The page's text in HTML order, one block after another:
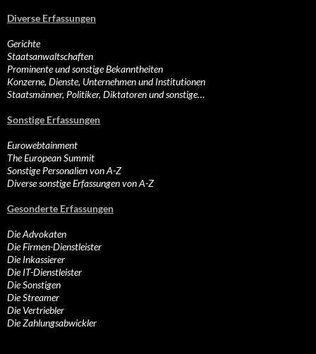
Diverse Erfassungen
Gerichte
Staatsanwaltschaften
Prominente und sonstige Bekanntheiten
Konzerne, Dienste, Unternehmen und Institutionen
Staatsmänner, Politiker, Diktatoren und sonstige…
Sonstige Erfassungen
Eurowebtainment
The European Summit
Sonstige Personalien von A-Z
Diverse sonstige Erfassungen von A-Z
Gesonderte Erfassungen
Die Advokaten
Die Firmen-Dienstleister
Die Inkassierer
Die IT-Dienstleister
Die Sonstigen
Die Streamer
Die Vertriebler
Die Zahlungsabwickler